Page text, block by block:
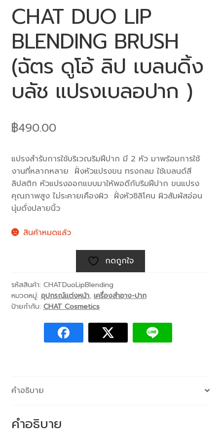
CHAT DUO LIP
BLENDING BRUSH
(ฉัตร ดูโอ้ ลิป เบลนดิ้ง
บลัช แปรงเบลอปาก )
฿490.00
แปรงสำรับการใช้บริเวณริมฝีปาก มี 2 หัว มาพร้อมการใช้
งานที่หลากหลาย ฝั่งหัวแปรงขน ทรงกลม ใช้เบลนด์สี
ลิปสติก หัวแปรงออกแบบมาให้พอดีกับริมฝีปาก ขนแปรง
คุณภาพสูง ไม่ระคายเคืองผิว ฝั่งหัวซิลิโคน ผิวสัมผัสอ่อน
นุ่มดั่งปลายนิ้ว
สินค้าหมดแล้ว
กดถูกใจ
รหัสสินค้า: CHATDuoLipBlending
หมวดหมู่: อุปกรณ์แต่งหน้า, เครื่องสำอาง-ปาก
ป้ายกำกับ: CHAT Cosmetics
คำอธิบาย
คำอธิบาย